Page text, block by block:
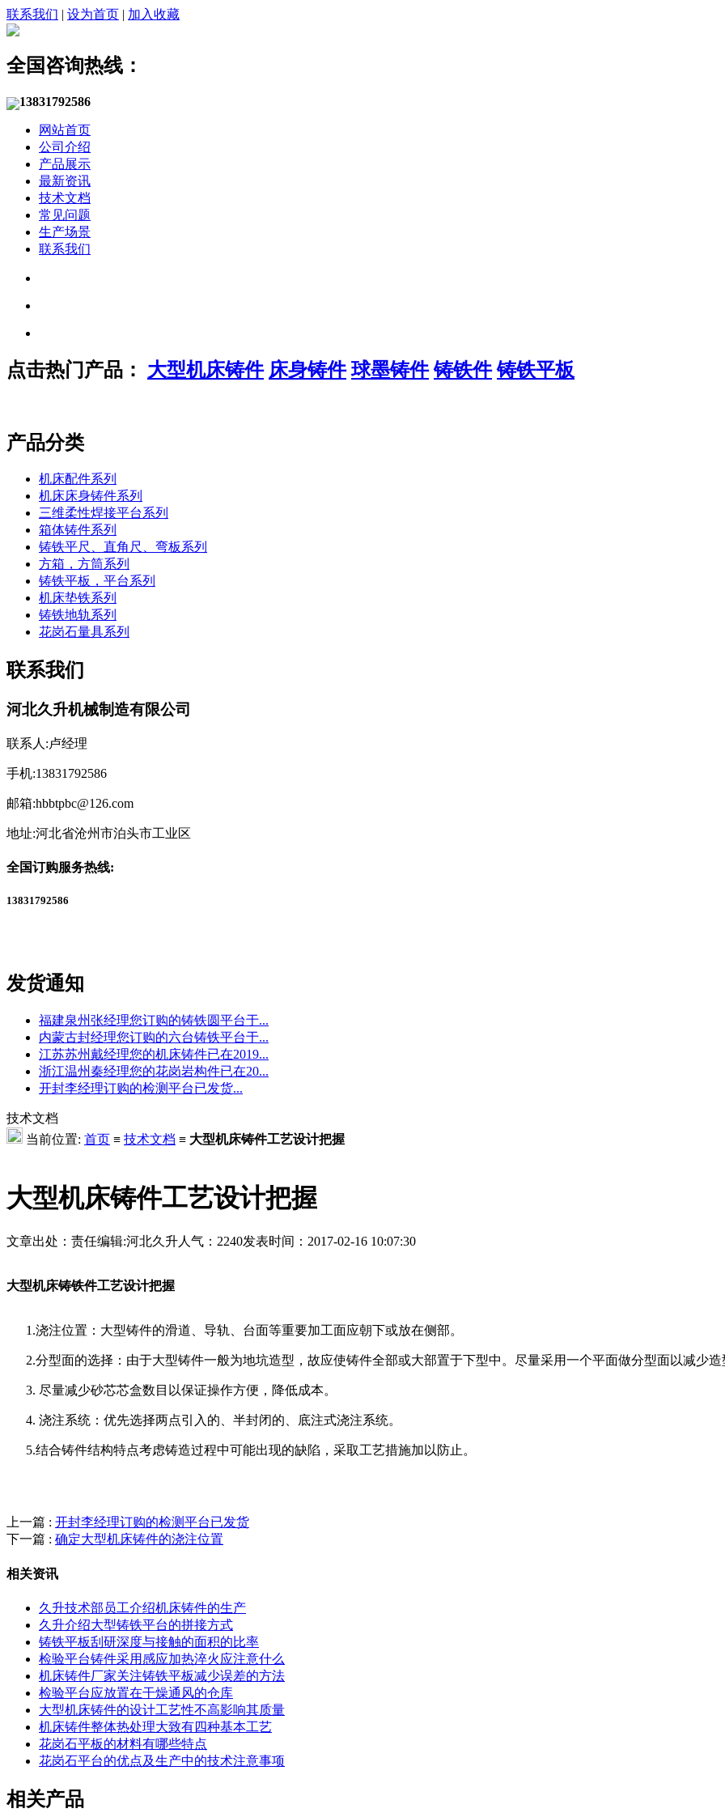
联系我们 | 设为首页 | 加入收藏
全国咨询热线：
13831792586
网站首页
公司介绍
产品展示
最新资讯
技术文档
常见问题
生产场景
联系我们
点击热门产品： 大型机床铸件 床身铸件 球墨铸件 铸铁件 铸铁平板
产品分类
机床配件系列
机床床身铸件系列
三维柔性焊接平台系列
箱体铸件系列
铸铁平尺、直角尺、弯板系列
方箱，方筒系列
铸铁平板，平台系列
机床垫铁系列
铸铁地轨系列
花岗石量具系列
联系我们
河北久升机械制造有限公司
联系人:卢经理
手机:13831792586
邮箱:hbbtpbc@126.com
地址:河北省沧州市泊头市工业区
全国订购服务热线:
13831792586
发货通知
福建泉州张经理您订购的铸铁圆平台于...
内蒙古封经理您订购的六台铸铁平台于...
江苏苏州戴经理您的机床铸件已在2019...
浙江温州秦经理您的花岗岩构件已在20...
开封李经理订购的检测平台已发货...
技术文档
当前位置: 首页 ≡ 技术文档 ≡ 大型机床铸件工艺设计把握
大型机床铸件工艺设计把握
文章出处： 责任编辑:河北久升人气： 2240发表时间：2017-02-16 10:07:30
大型机床铸铁件工艺设计把握
1.浇注位置：大型铸件的滑道、导轨、台面等重要加工面应朝下或放在侧部。
2.分型面的选择：由于大型铸件一般为地坑造型，故应使铸件全部或大部置于下型中。尽量采用一个平面做分型面以减少造
3. 尽量减少砂芯芯盒数目以保证操作方便，降低成本。
4. 浇注系统：优先选择两点引入的、半封闭的、底注式浇注系统。
5.结合铸件结构特点考虑铸造过程中可能出现的缺陷，采取工艺措施加以防止。
上一篇 : 开封李经理订购的检测平台已发货
下一篇 : 确定大型机床铸件的浇注位置
相关资讯
久升技术部员工介绍机床铸件的生产
久升介绍大型铸铁平台的拼接方式
铸铁平板刮研深度与接触的面积的比率
检验平台铸件采用感应加热淬火应注意什么
机床铸件厂家关注铸铁平板减少误差的方法
检验平台应放置在干燥通风的仓库
大型机床铸件的设计工艺性不高影响其质量
机床铸件整体热处理大致有四种基本工艺
花岗石平板的材料有哪些特点
花岗石平台的优点及生产中的技术注意事项
相关产品